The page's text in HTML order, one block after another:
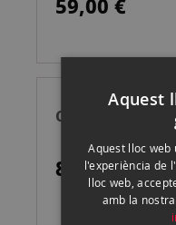
59,00 €
CANON RS-80E3
89,00 €
Aquest
Aquest lloc
l'experiència de
lloc web,
amb la